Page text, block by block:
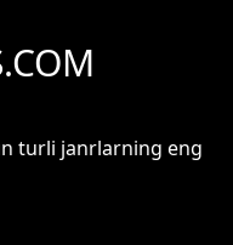
turli janrlarning eng